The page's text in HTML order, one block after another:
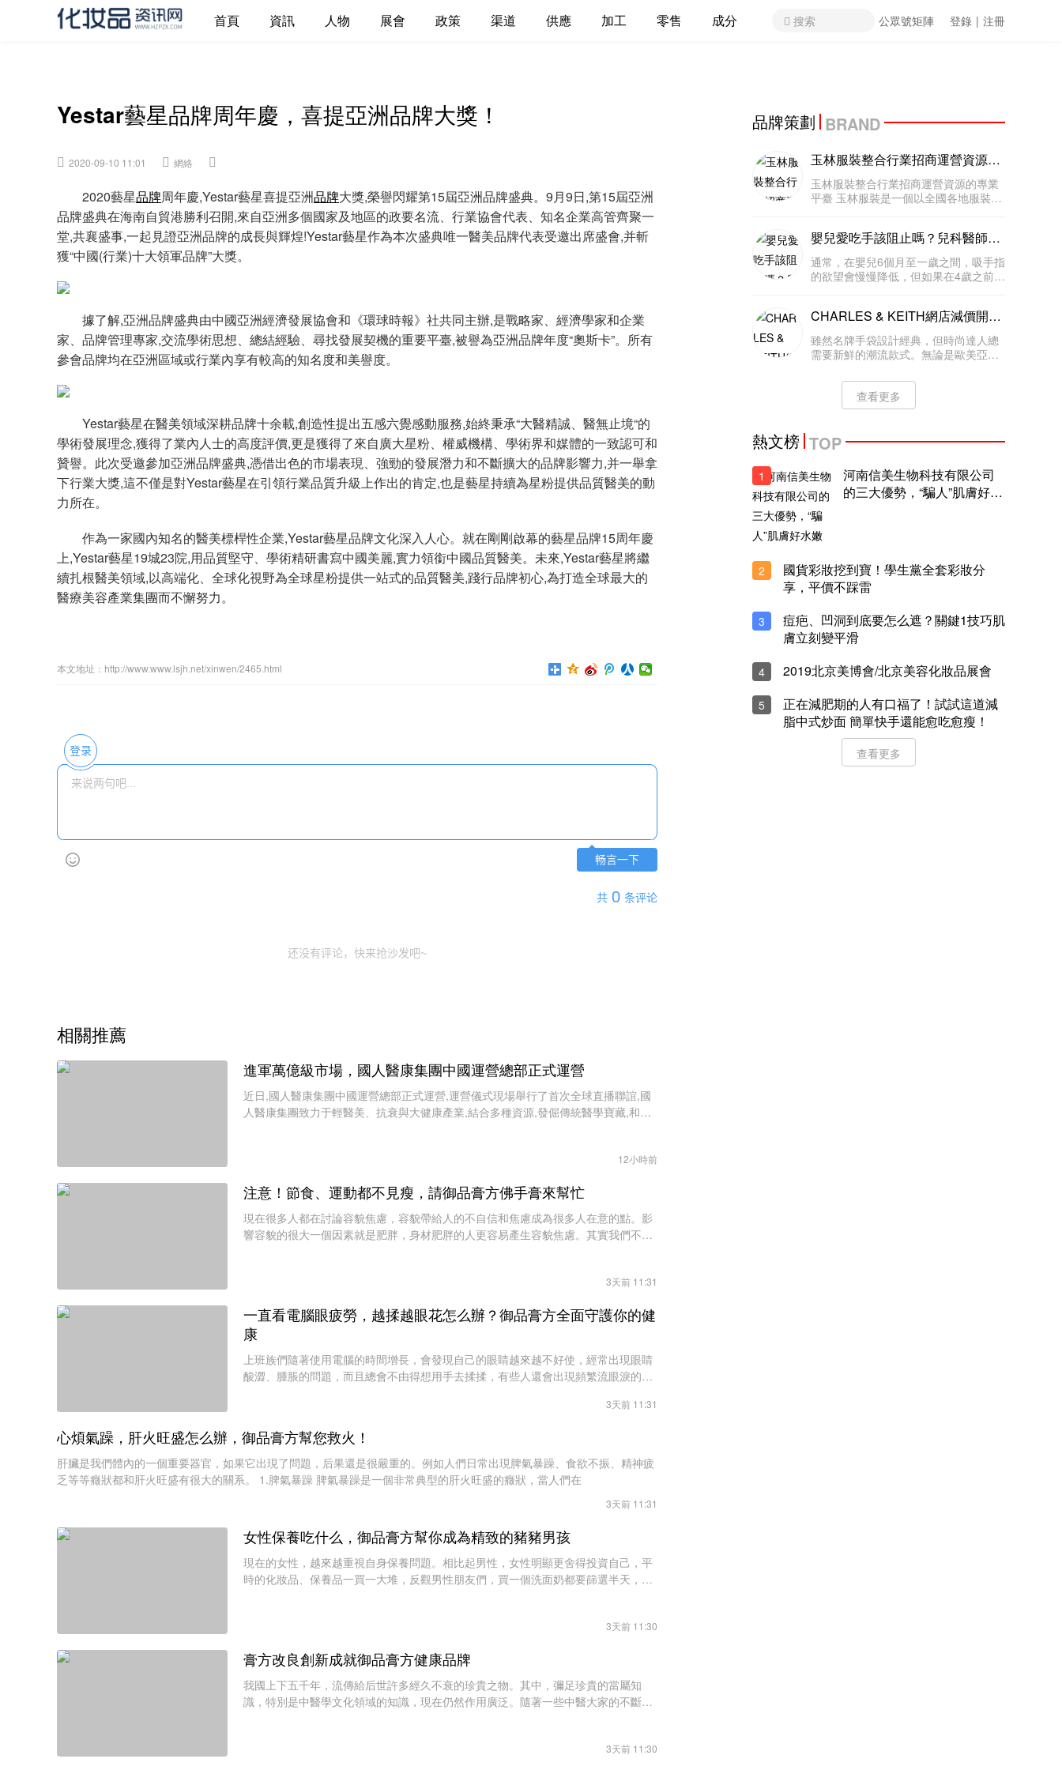
Yestar藝星品牌周年慶，喜提亞洲品牌大獎！
2020-09-10 11:01 網絡
2020藝星品牌周年慶,Yestar藝星喜提亞洲品牌大獎,榮譽閃耀第15屆亞洲品牌盛典。9月9日,第15屆亞洲
品牌盛典在海南自貿港勝利召開,來自亞洲多個國家及地區的政要名流、行業協會代表、知名企業高管齊聚一
堂,共襄盛事,一起見證亞洲品牌的成長與輝煌!Yestar藝星作為本次盛典唯一醫美品牌代表受邀出席盛會,并斬
獲“中國(行業)十大領軍品牌”大獎。
據了解,亞洲品牌盛典由中國亞洲經濟發展協會和《環球時報》社共同主辦,是戰略家、經濟學家和企業
家、品牌管理專家,交流學術思想、總結經驗、尋找發展契機的重要平臺,被譽為亞洲品牌年度“奧斯卡”。所有
參會品牌均在亞洲區域或行業內享有較高的知名度和美譽度。
Yestar藝星在醫美領域深耕品牌十余載,創造性提出五感六覺感動服務,始終秉承“大醫精誠、醫無止境“的
學術發展理念,獲得了業內人士的高度評價,更是獲得了來自廣大星粉、權威機構、學術界和媒體的一致認可和
贊譽。此次受邀參加亞洲品牌盛典,憑借出色的市場表現、強勁的發展潛力和不斷擴大的品牌影響力,并一舉拿
下行業大獎,這不僅是對Yestar藝星在引領行業品質升級上作出的肯定,也是藝星持續為星粉提供品質醫美的動
力所在。
作為一家國內知名的醫美標桿性企業,Yestar藝星品牌文化深入人心。就在剛剛啟幕的藝星品牌15周年慶
上,Yestar藝星19城23院,用品質堅守、學術精研書寫中國美麗,實力領銜中國品質醫美。未來,Yestar藝星將繼
續扎根醫美領域,以高端化、全球化視野為全球星粉提供一站式的品質醫美,踐行品牌初心,為打造全球最大的
醫療美容產業集團而不懈努力。
本文地址：http://www.www.lsjh.net/xinwen/2465.html
登录
畅言一下
共 0 条评论
还没有评论，快来抢沙发吧~
相關推薦
進軍萬億級市場，國人醫康集團中國運營總部正式運營
近日,國人醫康集團中國運營總部正式運營,運營儀式現場舉行了首次全球直播聯誼,國
人醫康集團致力于輕醫美、抗衰與大健康產業,結合多種資源,發倔傳統醫學寶藏,和醫
12小時前
注意！節食、運動都不見瘦，請御品膏方佛手膏來幫忙
現在很多人都在討論容貌焦慮，容貌帶給人的不自信和焦慮成為很多人在意的點。影
響容貌的很大一個因素就是肥胖，身材肥胖的人更容易產生容貌焦慮。其實我們不應
3天前 11:31
一直看電腦眼疲勞，越揉越眼花怎么辦？御品膏方全面守護你的健
康
上班族們隨著使用電腦的時間增長，會發現自己的眼睛越來越不好使，經常出現眼睛
酸澀、腫脹的問題，而且總會不由得想用手去揉揉，有些人還會出現頻繁流眼淚的現
3天前 11:31
心煩氣躁，肝火旺盛怎么辦，御品膏方幫您救火！
肝臟是我們體內的一個重要器官，如果它出現了問題，后果還是很嚴重的。例如人們日常出現脾氣暴躁、食欲不振、精神疲
乏等等癥狀都和肝火旺盛有很大的關系。 1.脾氣暴躁 脾氣暴躁是一個非常典型的肝火旺盛的癥狀，當人們在
3天前 11:31
女性保養吃什么，御品膏方幫你成為精致的豬豬男孩
現在的女性，越來越重視自身保養問題。相比起男性，女性明顯更舍得投資自己，平
時的化妝品、保養品一買一大堆，反觀男性朋友們，買一個洗面奶都要篩選半天，爭
3天前 11:30
膏方改良創新成就御品膏方健康品牌
我國上下五千年，流傳給后世許多經久不衰的珍貴之物。其中，彌足珍貴的當屬知
識，特別是中醫學文化領域的知識，現在仍然作用廣泛。隨著一些中醫大家的不斷努
3天前 11:30
品牌策劃 BRAND
玉林服裝整合行業招商運營資源的
專業平臺
玉林服裝整合行業招商運營資源的專業
平臺 玉林服裝是一個以全國各地服裝為
不同類別的大量客戶，以及無限的商機
和發展空間。致力于打造中國專業的
嬰兒愛吃手該阻止嗎？兒科醫師：
這是小孩認識世界的正常行為！
通常，在嬰兒6個月至一歲之間，吸手指
的欲望會慢慢降低，但如果在4歲之前還
指的行為，或是對外在的興趣大于吸手
指的滿足感。 「吃手」是嬰兒成長
CHARLES & KEITH網店減價開
始！KOL人氣手袋也在減
雖然名牌手袋設計經典，但時尚達人總
需要新鮮的潮流款式。無論是歐美亞洲
民品牌CHARLES KEITH。這品牌一直
深受女生喜歡，它多變時尚的設計，無
論是干練的上班造型或是慵懶率性的假
查看更多
熱文榜 TOP
河南信美生物科技有限公司
的三大優勢，“騙人”肌膚好水
1
2
國貨彩妝挖到寶！學生黨全套彩妝分
享，平價不踩雷
3
痘疤、凹洞到底要怎么遮？關鍵1技巧肌
膚立刻變平滑
4 2019北京美博會/北京美容化妝品展會
5
正在減肥期的人有口福了！試試這道減
脂中式炒面 簡單快手還能愈吃愈瘦！
查看更多
首頁 資訊 人物 展會 政策 渠道 供應 加工 零售 成分 搜索 公眾號矩陣 登錄 | 注冊